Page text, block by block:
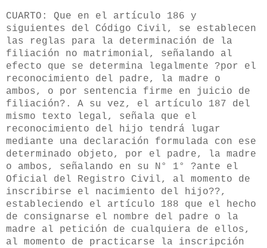
CUARTO: Que en el artículo 186 y
siguientes del Código Civil, se establecen
las reglas para la determinación de la
filiación no matrimonial, señalando al
efecto que se determina legalmente ?por el
reconocimiento del padre, la madre o
ambos, o por sentencia firme en juicio de
filiación?. A su vez, el artículo 187 del
mismo texto legal, señala que el
reconocimiento del hijo tendrá lugar
mediante una declaración formulada con ese
determinado objeto, por el padre, la madre
o ambos, señalando en su N° 1° ?ante el
Oficial del Registro Civil, al momento de
inscribirse el nacimiento del hijo??,
estableciendo el artículo 188 que el hecho
de consignarse el nombre del padre o la
madre al petición de cualquiera de ellos,
al momento de practicarse la inscripción